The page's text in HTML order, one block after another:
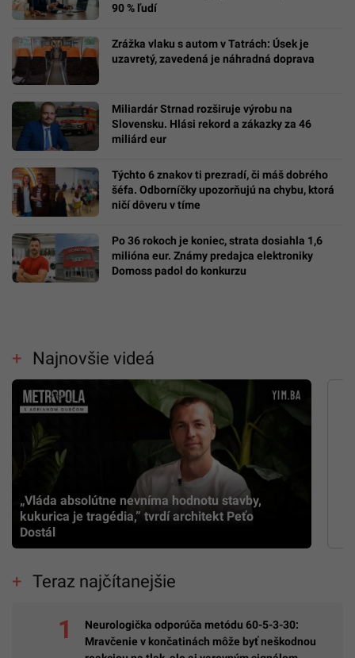
90 % ľudí
Zrážka vlaku s autom v Tatrách: Úsek je
uzavretý, zavedená je náhradná doprava
Miliardár Strnad rozširuje výrobu na
Slovensku. Hlási rekord a zákazky za 46
miliárd eur
Týchto 6 znakov ti prezradí, či máš dobrého
šéfa. Odborníčky upozorňujú na chybu, ktorá
ničí dôveru v tíme
Po 36 rokoch je koniec, strata dosiahla 1,6
milióna eur. Známy predajca elektroniky
Domoss padol do konkurzu
Najnovšie videá
„Vláda absolútne nevníma hodnotu stavby,
kukurica je tragédia,” tvrdí architekt Peťo
Dostál
Teraz najčítanejšie
Neurologička odporúča metódu 60-5-3-30:
Mravčenie v končatinách môže byť neškodnou